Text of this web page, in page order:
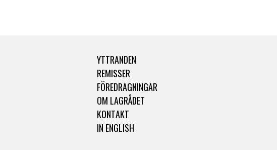
YTTRANDEN
REMISSER
FÖREDRAGNINGAR
OM LAGRÅDET
KONTAKT
IN ENGLISH